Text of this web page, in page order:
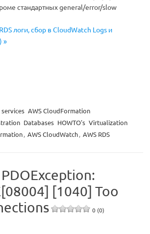
стандартных general/error/slow
логи, сбор в CloudWatch Logs и
»
AWS CloudFormation
Databases HOWTO's Virtualization
, AWS CloudWatch, AWS RDS
PDOException:
[1040] Too
0 (0)